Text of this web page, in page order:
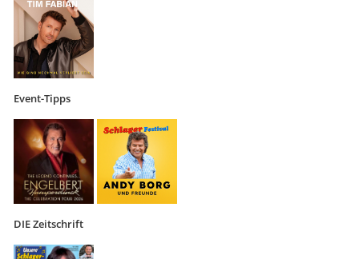
Event-Tipps
DIE Zeitschrift